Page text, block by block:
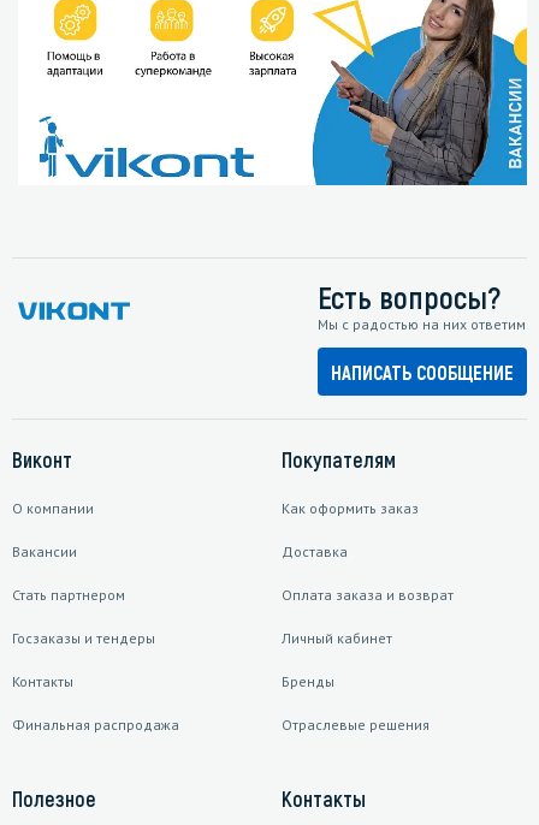
Есть вопросы?
Мы с радостью на них ответим
НАПИСАТЬ СООБЩЕНИЕ
Виконт
О компании
Вакансии
Стать партнером
Госзаказы и тендеры
Контакты
Финальная распродажа
Покупателям
Как оформить заказ
Доставка
Оплата заказа и возврат
Личный кабинет
Бренды
Отраслевые решения
Полезное Контакты